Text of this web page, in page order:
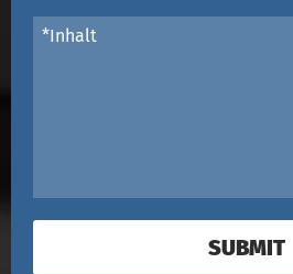
SUBMIT